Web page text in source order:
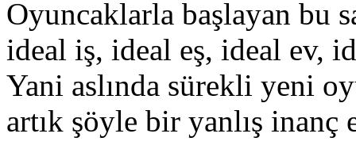
Oyuncaklarla başlayan bu
ideal iş, ideal eş, ideal ev,
Yani aslında sürekli yeni
artık şöyle bir yanlış inanç